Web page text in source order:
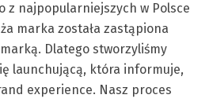
z najpopularniejszych w Polsce
marka została zastąpiona
Dlatego stworzyliśmy
launchującą, która informuje,
experience. Nasz proces